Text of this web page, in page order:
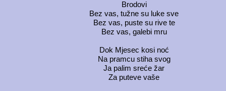
Brodovi
Bez vas, tužne su luke sve
Bez vas, puste su rive te
Bez vas, galebi mru
Dok Mjesec kosi noć
Na pramcu stiha svog
Ja palim sreće žar
Za puteve vaše